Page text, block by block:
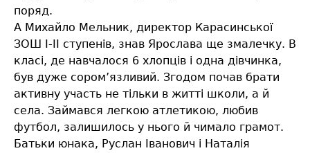
поряд.
А Михайло Мельник, директор Карасинської
ЗОШ І-ІІ ступенів, знав Ярослава ще змалечку. В
класі, де навчалося 6 хлопців і одна дівчинка,
був дуже сором’язливий. Згодом почав брати
активну участь не тільки в житті школи, а й
села. Займався легкою атлетикою, любив
футбол, залишилось у нього й чимало грамот.
Батьки юнака, Руслан Іванович і Наталія